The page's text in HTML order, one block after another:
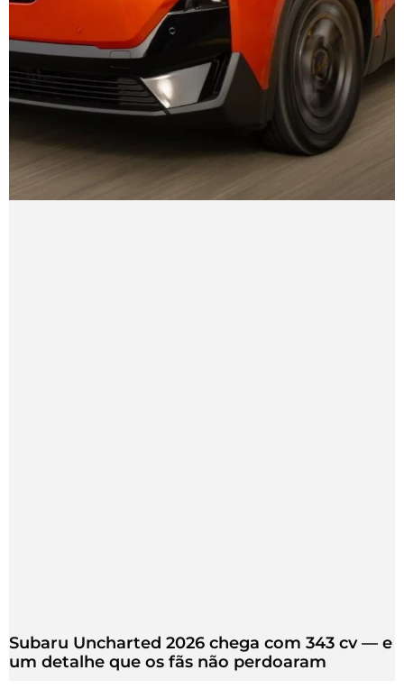
Subaru Uncharted 2026 chega com 343 cv — e
um detalhe que os fãs não perdoaram